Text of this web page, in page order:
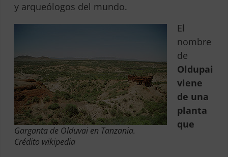
y arqueólogos del mundo.
Garganta de Olduvai en Tanzania.
Crédito wikipedia
El
nombre
de
Oldupai
viene
de una
planta
que